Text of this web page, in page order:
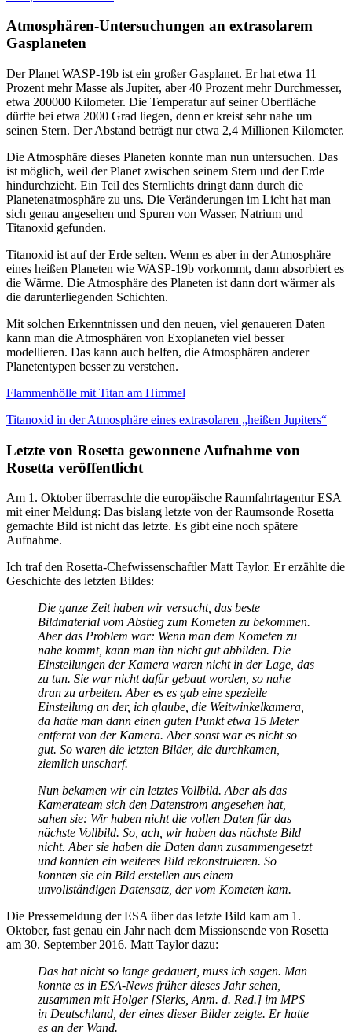
Atmosphären-Untersuchungen an extrasolarem
Gasplaneten
Der Planet WASP-19b ist ein großer Gasplanet. Er hat etwa 11
Prozent mehr Masse als Jupiter, aber 40 Prozent mehr Durchmesser,
etwa 200000 Kilometer. Die Temperatur auf seiner Oberfläche
dürfte bei etwa 2000 Grad liegen, denn er kreist sehr nahe um
seinen Stern. Der Abstand beträgt nur etwa 2,4 Millionen Kilometer.
Die Atmosphäre dieses Planeten konnte man nun untersuchen. Das
ist möglich, weil der Planet zwischen seinem Stern und der Erde
hindurchzieht. Ein Teil des Sternlichts dringt dann durch die
Planetenatmosphäre zu uns. Die Veränderungen im Licht hat man
sich genau angesehen und Spuren von Wasser, Natrium und
Titanoxid gefunden.
Titanoxid ist auf der Erde selten. Wenn es aber in der Atmosphäre
eines heißen Planeten wie WASP-19b vorkommt, dann absorbiert es
die Wärme. Die Atmosphäre des Planeten ist dann dort wärmer als
die darunterliegenden Schichten.
Mit solchen Erkenntnissen und den neuen, viel genaueren Daten
kann man die Atmosphären von Exoplaneten viel besser
modellieren. Das kann auch helfen, die Atmosphären anderer
Planetentypen besser zu verstehen.
Flammenhölle mit Titan am Himmel
Titanoxid in der Atmosphäre eines extrasolaren „heißen Jupiters“
Letzte von Rosetta gewonnene Aufnahme von
Rosetta veröffentlicht
Am 1. Oktober überraschte die europäische Raumfahrtagentur ESA
mit einer Meldung: Das bislang letzte von der Raumsonde Rosetta
gemachte Bild ist nicht das letzte. Es gibt eine noch spätere
Aufnahme.
Ich traf den Rosetta-Chefwissenschaftler Matt Taylor. Er erzählte die
Geschichte des letzten Bildes:
Die ganze Zeit haben wir versucht, das beste
Bildmaterial vom Abstieg zum Kometen zu bekommen.
Aber das Problem war: Wenn man dem Kometen zu
nahe kommt, kann man ihn nicht gut abbilden. Die
Einstellungen der Kamera waren nicht in der Lage, das
zu tun. Sie war nicht dafür gebaut worden, so nahe
dran zu arbeiten. Aber es es gab eine spezielle
Einstellung an der, ich glaube, die Weitwinkelkamera,
da hatte man dann einen guten Punkt etwa 15 Meter
entfernt von der Kamera. Aber sonst war es nicht so
gut. So waren die letzten Bilder, die durchkamen,
ziemlich unscharf.
Nun bekamen wir ein letztes Vollbild. Aber als das
Kamerateam sich den Datenstrom angesehen hat,
sahen sie: Wir haben nicht die vollen Daten für das
nächste Vollbild. So, ach, wir haben das nächste Bild
nicht. Aber sie haben die Daten dann zusammengesetzt
und konnten ein weiteres Bild rekonstruieren. So
konnten sie ein Bild erstellen aus einem
unvollständigen Datensatz, der vom Kometen kam.
Die Pressemeldung der ESA über das letzte Bild kam am 1.
Oktober, fast genau ein Jahr nach dem Missionsende von Rosetta
am 30. September 2016. Matt Taylor dazu:
Das hat nicht so lange gedauert, muss ich sagen. Man
konnte es in ESA-News früher dieses Jahr sehen,
zusammen mit Holger [Sierks, Anm. d. Red.] im MPS
in Deutschland, der eines dieser Bilder zeigte. Er hatte
es an der Wand.